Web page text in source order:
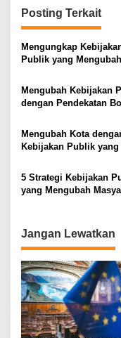
a
s
i
o
Posting Terkait
Mengungkap
Publik yang Mengubah
Mengubah Kebijakan
dengan Pendekatan
Mengubah Kota
Kebijakan Publik yang
5 Strategi Kebijakan
yang Mengubah
Jangan Lewatkan